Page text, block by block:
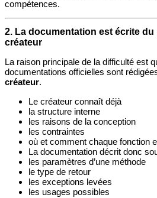
compétences.
2. La documentation est écrite
créateur
La raison principale de la difficulté est
documentations officielles sont
créateur.
Le créateur connaît déjà
la structure interne
les raisons de la conception
les contraintes
où et comment chaque fonction
La documentation décrit donc
les paramètres d’une méthode
le type de retour
les exceptions levées
les usages possibles